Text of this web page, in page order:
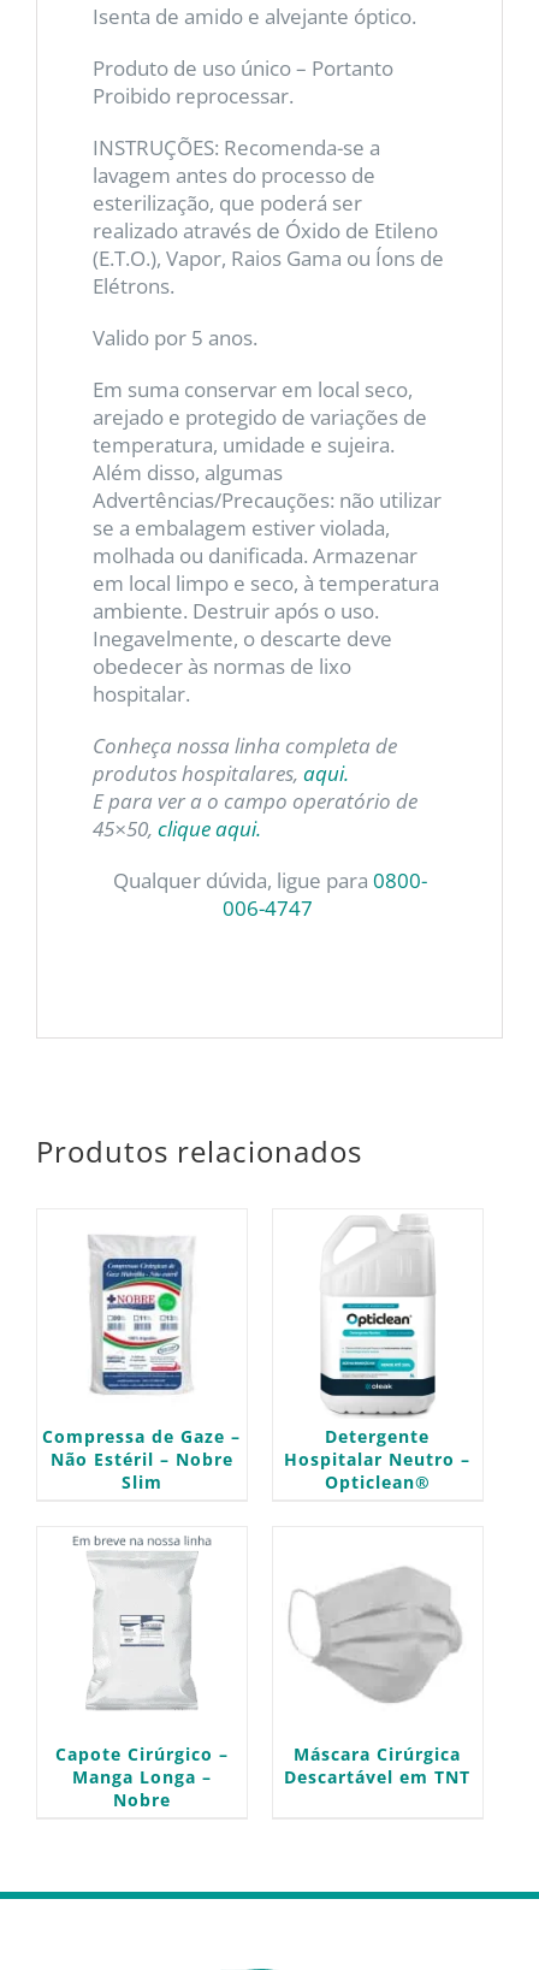
Isenta de amido e alvejante óptico.
Produto de uso único – Portanto
Proibido reprocessar.
INSTRUÇÕES: Recomenda-se a
lavagem antes do processo de
esterilização, que poderá ser
realizado através de Óxido de Etileno
(E.T.O.), Vapor, Raios Gama ou Íons de
Elétrons.
Valido por 5 anos.
Em suma conservar em local seco,
arejado e protegido de variações de
temperatura, umidade e sujeira.
Além disso, algumas
Advertências/Precauções: não utilizar
se a embalagem estiver violada,
molhada ou danificada. Armazenar
em local limpo e seco, à temperatura
ambiente. Destruir após o uso.
Inegavelmente, o descarte deve
obedecer às normas de lixo
hospitalar.
Conheça nossa linha completa de
produtos hospitalares, aqui.
E para ver a o campo operatório de
45×50, clique aqui.
Qualquer dúvida, ligue para 0800-
006-4747
Produtos relacionados
Compressa de Gaze –
Não Estéril – Nobre
Slim
Detergente
Hospitalar Neutro –
Opticlean®
Capote Cirúrgico –
Manga Longa –
Nobre
Máscara Cirúrgica
Descartável em TNT